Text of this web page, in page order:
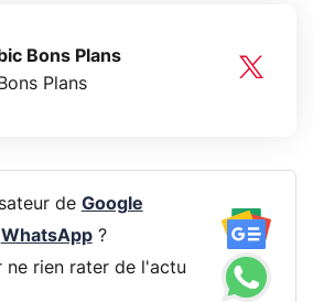
Bons Plans
Plans
de Google
WhatsApp?
ne rien rater de l'actu